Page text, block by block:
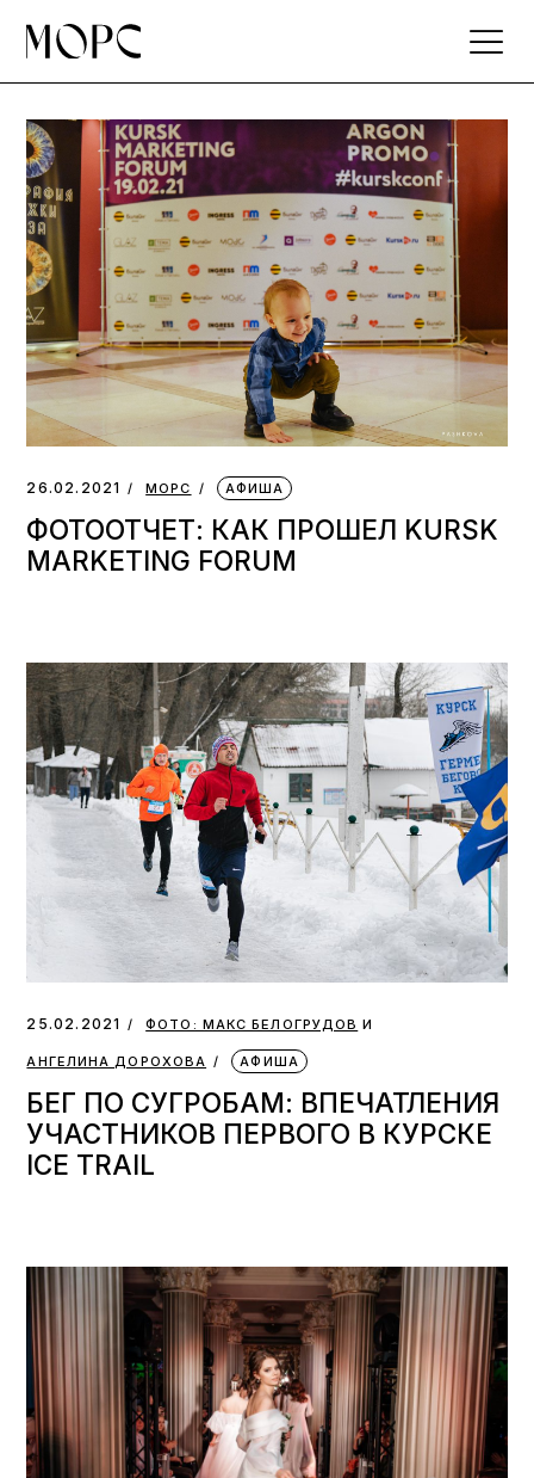
the
26.02.2021 МОРС АФИША
ФОТООТЧЕТ: КАК ПРОШЕЛ KURSK
MARKETING FORUM
25.02.2021 ФОТО: МАКС БЕЛОГРУДОВ и
АНГЕЛИНА ДОРОХОВА АФИША
БЕГ ПО СУГРОБАМ: ВПЕЧАТЛЕНИЯ
УЧАСТНИКОВ ПЕРВОГО В КУРСКЕ
ICE TRAIL